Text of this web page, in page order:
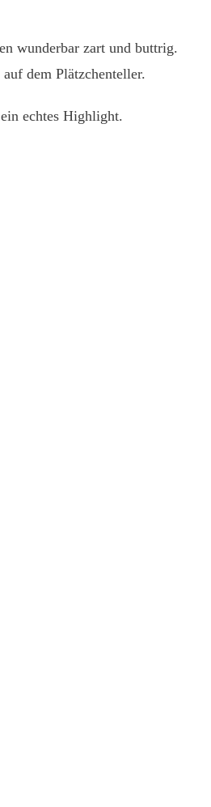
wunderbar zart und buttrig.
dem Plätzchenteller.
echtes Highlight.